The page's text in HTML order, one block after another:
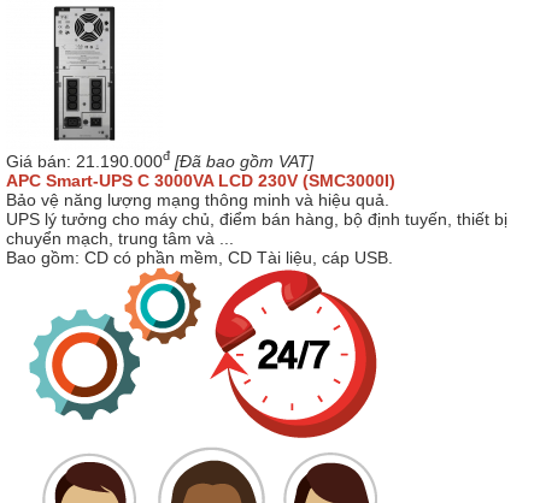
Giá bán: 21.190.000đ [Đã bao gồm VAT]
APC Smart-UPS C 3000VA LCD 230V (SMC3000I)
Bảo vệ năng lượng mạng thông minh và hiệu quả.
UPS lý tưởng cho máy chủ, điểm bán hàng, bộ định tuyến, thiết bị
chuyển mạch, trung tâm và ...
Bao gồm: CD có phần mềm, CD Tài liệu, cáp USB.